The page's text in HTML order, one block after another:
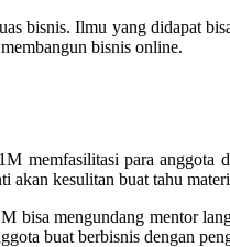
bisnis. Ilmu yang didapat
bisnis online.
memfasilitasi para
akan kesulitan buat tahu
mengundang mentor
buat berbisnis dengan